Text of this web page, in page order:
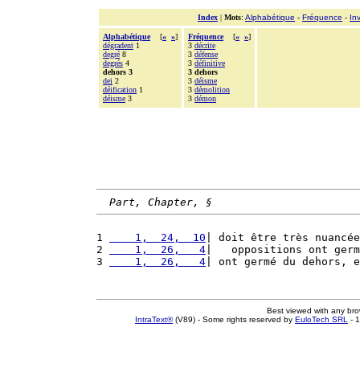
Index | Mots: Alphabétique - Fréquence -
Alphabétique [« »]
dégradent 1
degré 8
degrés 4
dehors 3
dei 2
déification 1
déisme 3
Fréquence [« »]
3 décrite
3 défense
3 définitive
3 dehors
3 déisme
3 démolition
3 démon
Part, Chapter, §
1
    1,  24,  10
| doit être très
2
    1,  26,   4
|   oppositions ont
3
    1,  26,   4
| ont germé du dehors,
Best viewed with any
IntraText®(V89) - Some rights reserved by EuloTech SRL -